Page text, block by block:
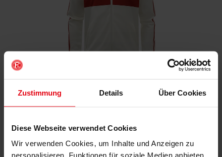
Zustimmung Details Über Cookies
Diese Webseite verwendet Cookies
Wir verwenden Cookies, um Inhalte und Anzeigen zu
personalisieren, Funktionen für soziale Medien anbieten
Fortuna x adidas Trackjacket "Originals" Off-White